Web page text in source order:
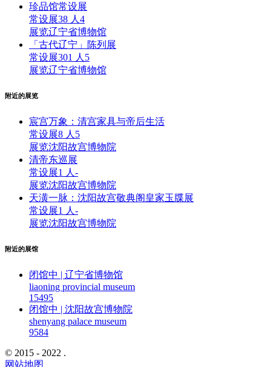
珍品馆常设展
常设展38 人 4
展览辽宁省博物馆
「古代辽宁」陈列展
常设展301 人 5
展览辽宁省博物馆
附近的展览
宸宫万象：清宫家具与帝后生活
常设展8 人 5
展览沈阳故宫博物院
清帝东巡展
常设展1 人 -
展览沈阳故宫博物院
天潢一脉：沈阳故宫敬典阁皇家玉牒展
常设展1 人 -
展览沈阳故宫博物院
附近的展馆
闭馆中 | 辽宁省博物馆
liaoning provincial museum
15495
闭馆中 | 沈阳故宫博物院
shenyang palace museum
9584
© 2015 - 2022 .
网站地图